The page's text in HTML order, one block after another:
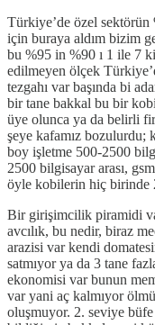
Türkiye’de özel
için buraya aldım bizim
bu %95 in %90 ı 1 ile 7
edilmeyen ölçek
tezgahı var başında bi
bir tane bakkal bu bir
üye olunca ya da belirli
şeye kafamız bozulurdu;
boy işletme 500-2500
2500 bilgisayar arası,
öyle kobilerin hiç birinde
Bir girişimcilik piramidi
avcılık, bu nedir, biraz
arazisi var kendi
satmıyor ya da 3 tane
ekonomisi var bunun
var yani aç kalmıyor
oluşmuyor. 2. seviye